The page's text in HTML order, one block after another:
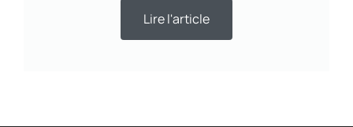
Lire l'article